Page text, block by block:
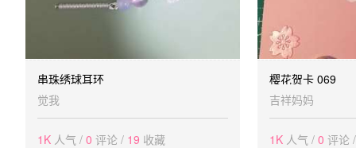
串珠绣球耳环
觉我
1K 人气 / 0 评论 / 19 收藏
樱花贺卡 069
吉祥妈妈
1K 人气 / 0 评论